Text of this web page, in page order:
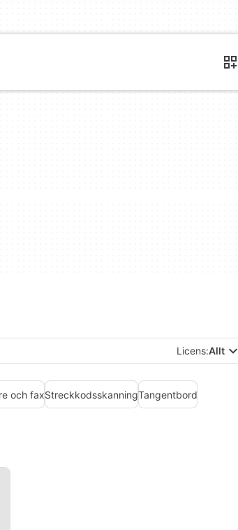
Licens:Allt
och faxStreckkodsskanningTangentbord